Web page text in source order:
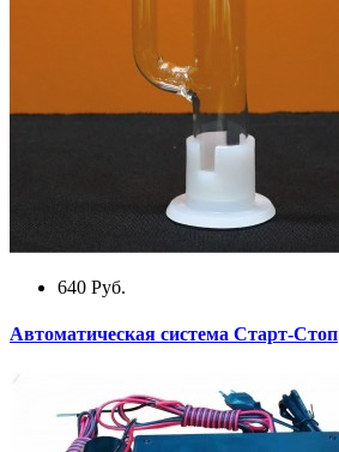
640 Руб.
Автоматическая система Старт-Стоп